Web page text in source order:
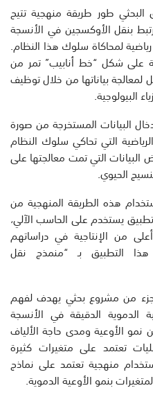
البحثي طور طريقة منهجية تتيح
بنقل الأوكسجين في الأنسجة
لمحاكاة سلوك هذا النظام.
على شكل “خط أنابيب” تمر من
لمعالجة بياناتها من خلال توظيف
البيولوجية.
البيانات المستخرجة من صورة
التي تحاكي سلوك النظام
البيانات التي تمت معالجتها على
الحيوي.
هذه الطريقة المنهجية من
يستخدم على الحاسب الآلي،
من الإنتاجية في دراساتهم
هذا التطبيق بـ “منمذج نقل
من مشروع بحثي يهدف لفهم
الدموية الدقيقة في الأنسجة
نمو الأوعية ومدى حاجة الألياف
تعتمد على متغيرات كثيرة
منهجية تعتمد على نماذج
بنمو الأوعية الدموية.